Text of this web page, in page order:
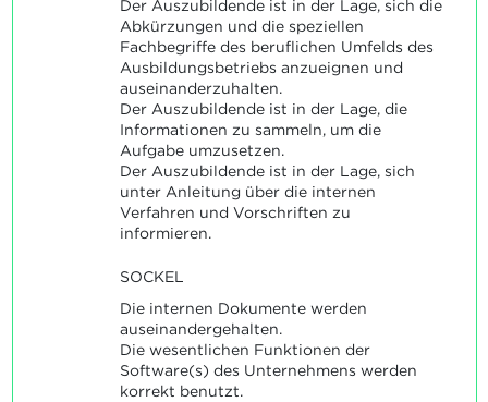
Der Auszubildende ist in der Lage, sich die
Abkürzungen und die speziellen
Fachbegriffe des beruflichen Umfelds des
Ausbildungsbetriebs anzueignen und
auseinanderzuhalten.
Der Auszubildende ist in der Lage, die
Informationen zu sammeln, um die
Aufgabe umzusetzen.
Der Auszubildende ist in der Lage, sich
unter Anleitung über die internen
Verfahren und Vorschriften zu
informieren.
SOCKEL
Die internen Dokumente werden
auseinandergehalten.
Die wesentlichen Funktionen der
Software(s) des Unternehmens werden
korrekt benutzt.